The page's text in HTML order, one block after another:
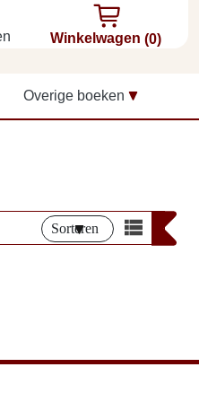
Winkelwagen (0)
Overige boeken
Sorteren